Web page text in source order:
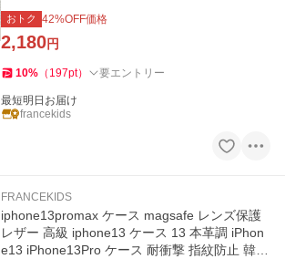
付き おしゃれ 韓国
おトク 42%OFF価格
2,180円
10% （ 197pt） 要エントリー
最短明日お届け
francekids
FRANCEKIDS
iphone13promax ケース magsafe レンズ保護
レザー 高級 iphone13 ケース 13 本革調 iPhon
e13 iPhone13Pro ケース 耐衝撃 指紋防止 韓国